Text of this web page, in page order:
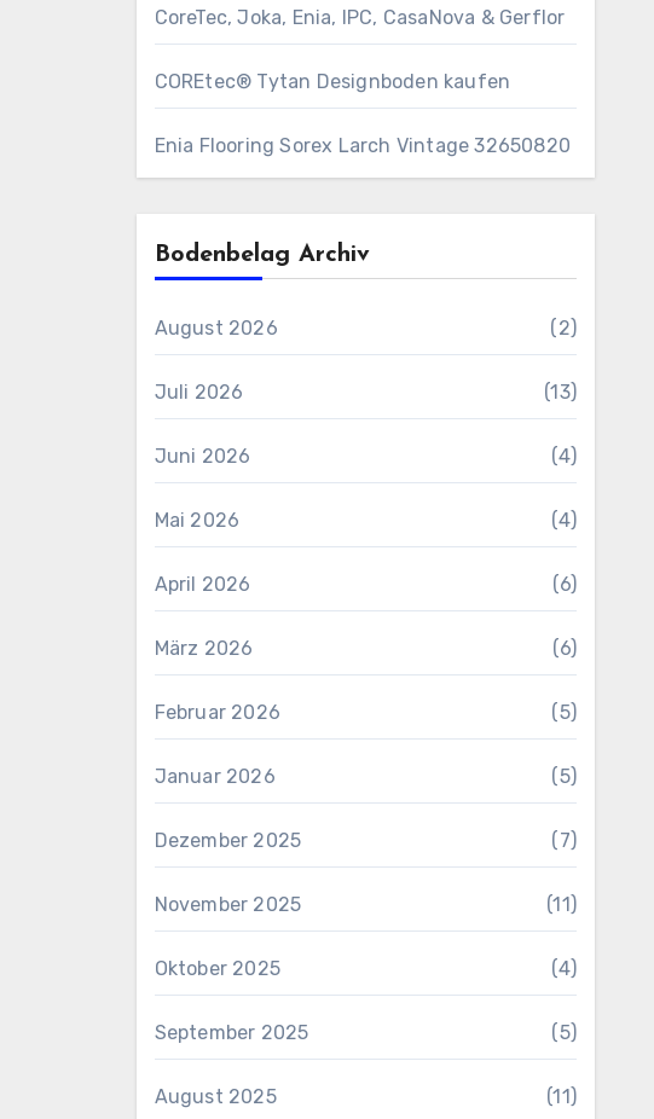
CoreTec, Joka, Enia, IPC, CasaNova & Gerflor
COREtec® Tytan Designboden kaufen
Enia Flooring Sorex ​Larch Vintage 32650820
Bodenbelag Archiv
August 2026 (2)
Juli 2026 (13)
Juni 2026 (4)
Mai 2026 (4)
April 2026 (6)
März 2026 (6)
Februar 2026 (5)
Januar 2026 (5)
Dezember 2025 (7)
November 2025 (11)
Oktober 2025 (4)
September 2025 (5)
August 2025 (11)